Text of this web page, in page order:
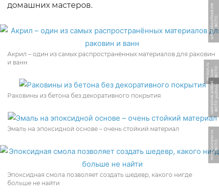
домашних мастеров.
Ф
О
Т
О:
w
h
a
t
a
b
o
u
t
f
o
o
d.
m
e
Акрил – один из самых распространённых материалов для раковин
и ванн
Ф
О
Т
О:
l
u
x
e
-v
e
r
si
o
n.
r
u
Раковины из бетона без декоративного покрытия Ф
О
Т
О:
y
u
z
h
n
o
-
s
a
k
h
ali
n
s
k.
all
4
b
a
t
Эмаль на эпоксидной основе – очень стойкий материал
Ф
О
Т
О:
m
r
r
e
s
t
a
v
r
a
t
o
r.
r
u
Эпоксидная смола позволяет создать шедевр, какого нигде
больше не найти